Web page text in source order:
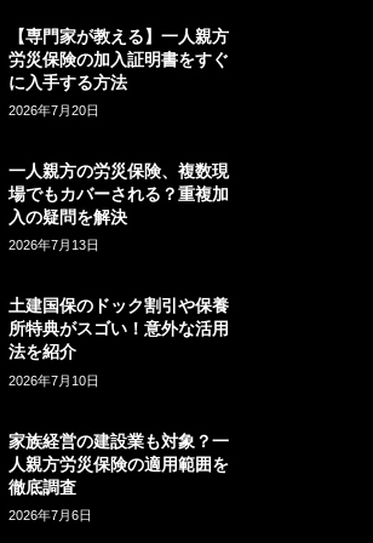
【専門家が教える】一人親方
労災保険の加入証明書をすぐ
に入手する方法
2026年7月20日
一人親方の労災保険、複数現
場でもカバーされる？重複加
入の疑問を解決
2026年7月13日
土建国保のドック割引や保養
所特典がスゴい！意外な活用
法を紹介
2026年7月10日
家族経営の建設業も対象？一
人親方労災保険の適用範囲を
徹底調査
2026年7月6日